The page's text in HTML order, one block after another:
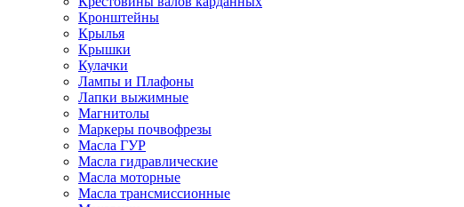
Кронштейны
Крылья
Крышки
Кулачки
Лампы и Плафоны
Лапки выжимные
Магнитолы
Маркеры почвофрезы
Масла ГУР
Масла гидравлические
Масла моторные
Масла трансмиссионные